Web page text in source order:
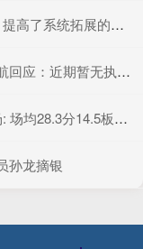
展的灵活性和稳定性
：近期暂无执飞计划
14.5板&命中率65.2%
孙龙摘银